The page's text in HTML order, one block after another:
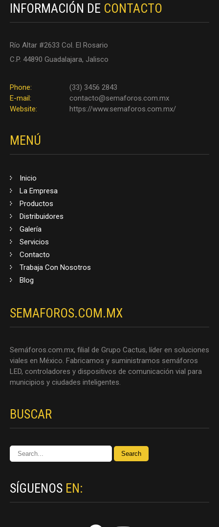
INFORMACIÓN DE CONTACTO
Río Altar #2633 Col. El Rosario
C.P. 44890 Guadalajara, Jalisco
Phone:
(33) 3456 2843
E-mail:
contacto@semaforos.com.mx
Website:
https://www.semaforos.com.mx/
MENÚ
Inicio
La Empresa
Productos
Distribuidores
Galería
Servicios
Contacto
Trabaja Con Nosotros
Blog
SEMAFOROS.COM.MX
Semáforos.com.mx, filial de Grupo Cactus, líder en soluciones
viales en México. Fabricamos y suministramos semáforos
LED, controladores y dispositivos de comunicación vial para
municipios y ciudades inteligentes.
BUSCAR
SÍGUENOS EN: